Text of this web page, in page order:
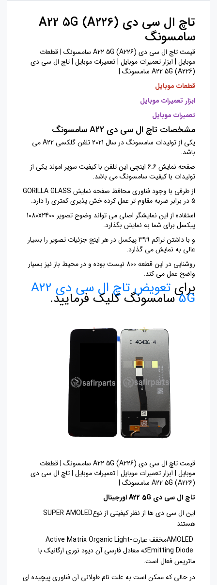
تاچ ال سی دی A22 5G (A226)
سامسونگ
قیمت تاچ ال سی دی A22 5G (A226) سامسونگ | قطعات
موبایل | ابزار تعمیرات موبایل | تعمیرات موبایل | تاچ ال سی دی
A22 5G (A226) سامسونگ |
قطعات موبایل
ابزار تعمیرات موبایل
تعمیرات موبایل
مشخصات تاچ ال سی دی A22 سامسونگ
یکی از تولیدات سامسونگ در سال 2021 تلفن گلکسی A22 می
باشد.
صفحه نمایش 6.6 اینچی این تلفن با کیفیت سوپر امولد یکی از
تولیدات با کیفیت سامسونگ می باشد.
از طرفی با وجود فناوری محافظ صفحه نمایش GORILLA GLASS
5 در برابر ضربه مقاوم تر عمل کرده خش پذیری کمتری را دارد.
استفاده از این نمایشگر اصلی می تواند وضوح تصویر 1080x2400
پیکسل برای شما به نمایش بگذارد.
و با داشتن تراکم 399 پیکسل در هر اینچ جزئیات تصویر را بسیار
عالی به نمایش می گذارد.
روشنایی در این قطعه 800 نیست بوده و در محیط باز نیز بسیار
واضح عمل می کند.
برای تعویض تاچ ال سی دی A22
5Gسامسونگ کلیک فرمایید.
قیمت تاچ ال سی دی A22 5G (A226) سامسونگ | قطعات
موبایل | ابزار تعمیرات موبایل | تعمیرات موبایل | تاچ ال سی دی
A22 5G (A226) سامسونگ |
تاچ ال سی دی A22 5G اورجینال
این ال سی دی ها از نظر کیفیتی از نوعSUPER AMOLED
هستند
AMOLEDمخفف عبارتActive Matrix Organic Light-
Emitting Diodeکه معادل فارسی آن دیود نوری ارگانیک با
ماتریس فعال است.
در حالی که ممکن است به علت نام طولانی آن فناوری پیچیده ای